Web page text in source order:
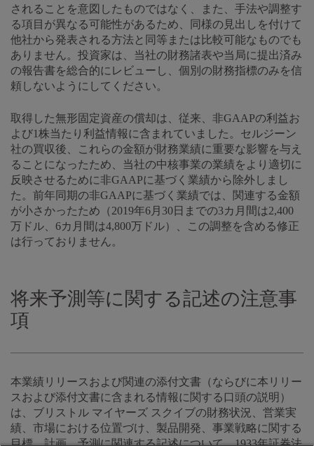
されることを意図したものではなく、また、手法や調整す
る項目が異なる可能性があるため、同様の見出しを付けて
他社から発表される方法と同等または比較可能なものでも
ありません。投資家は、当社の財務諸表や当局に提出済み
の報告書を総合的にレビューし、個別の財務指標のみを信
頼しないようにしてください。
取得した無形固定資産の償却は、従来、非GAAPの利益お
よび1株当たり利益情報に含まれていました。セルジーン
社の買収後、これらの金額が財務業績に重要な影響を与え
ることになったため、当社の中核事業の業績をより適切に
反映させるために非GAAPに基づく業績から除外しまし
た。前年同期の非GAAPに基づく業績では、関連する金額
が小さかったため（2019年6月30日までの3カ月間は2,400
万ドル、6カ月間は4,800万ドル）、この調整を含める修正
は行っておりません。
将来予測等に関する記述の注意事
項
本業績リリースおよび関連の添付文書（ならびに本リリー
スおよび添付文書に含まれる情報に関する口頭の説明）
は、ブリストル マイヤーズ スクイブの財務状況、営業実
績、市場における位置づけ、製品開発、事業戦略に関する
目標、計画、予測に関連する記述について、1933年証券法